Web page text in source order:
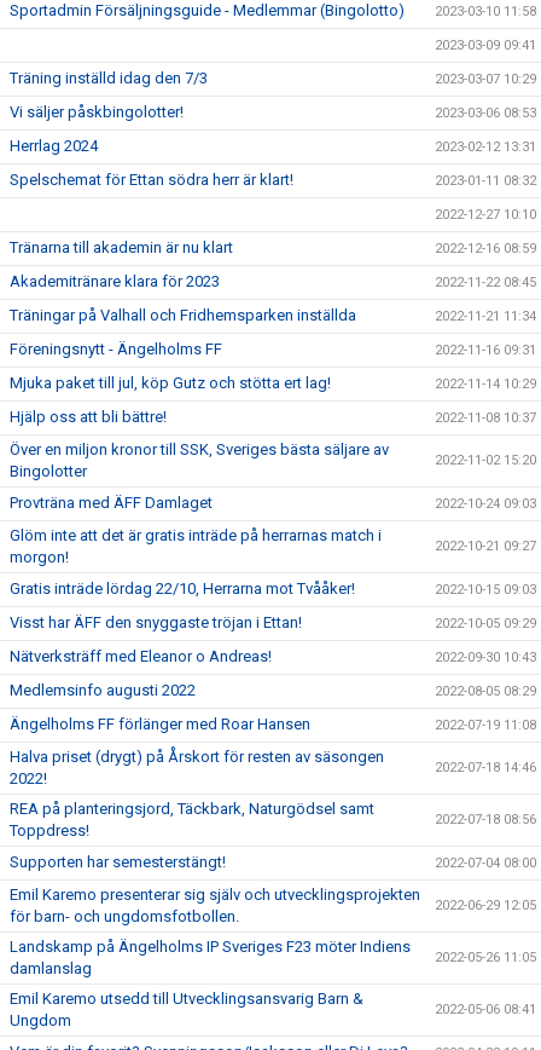
Sportadmin Försäljningsguide - Medlemmar (Bingolotto) 2023-03-10 11:58
2023-03-09 09:41
Träning inställd idag den 7/3 2023-03-07 10:29
Vi säljer påskbingolotter! 2023-03-06 08:53
Herrlag 2024 2023-02-12 13:31
Spelschemat för Ettan södra herr är klart! 2023-01-11 08:32
2022-12-27 10:10
Tränarna till akademin är nu klart 2022-12-16 08:59
Akademitränare klara för 2023 2022-11-22 08:45
Träningar på Valhall och Fridhemsparken inställda 2022-11-21 11:34
Föreningsnytt - Ängelholms FF 2022-11-16 09:31
Mjuka paket till jul, köp Gutz och stötta ert lag! 2022-11-14 10:29
Hjälp oss att bli bättre! 2022-11-08 10:37
Över en miljon kronor till SSK, Sveriges bästa säljare av
Bingolotter
2022-11-02 15:20
Provträna med ÄFF Damlaget 2022-10-24 09:03
Glöm inte att det är gratis inträde på herrarnas match i
morgon!
2022-10-21 09:27
Gratis inträde lördag 22/10, Herrarna mot Tvååker! 2022-10-15 09:03
Visst har ÄFF den snyggaste tröjan i Ettan! 2022-10-05 09:29
Nätverksträff med Eleanor o Andreas! 2022-09-30 10:43
Medlemsinfo augusti 2022 2022-08-05 08:29
Ängelholms FF förlänger med Roar Hansen 2022-07-19 11:08
Halva priset (drygt) på Årskort för resten av säsongen
2022!
2022-07-18 14:46
REA på planteringsjord, Täckbark, Naturgödsel samt
Toppdress!
2022-07-18 08:56
Supporten har semesterstängt! 2022-07-04 08:00
Emil Karemo presenterar sig själv och utvecklingsprojekten
för barn- och ungdomsfotbollen.
2022-06-29 12:05
Landskamp på Ängelholms IP Sveriges F23 möter Indiens
damlanslag
2022-05-26 11:05
Emil Karemo utsedd till Utvecklingsansvarig Barn &
Ungdom
2022-05-06 08:41